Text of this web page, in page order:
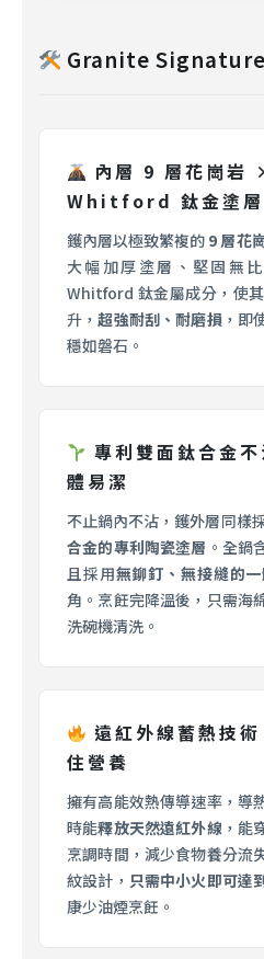
Granite Signature
內層 9 層花崗岩
Whitford 鈦金塗層
鑊內層以極致繁複的 9 層花
大幅加厚塗層、堅固無
Whitford 鈦金屬成分，使
升，超強耐刮、耐磨損，即
穩如磐石。
專利雙面鈦合金
體易潔
不止鍋內不沾，鑊外層同樣
合金的專利陶瓷塗層 。全鍋
且採用無鉚釘、無接縫的
角。烹飪完降溫後，只需海
洗碗機清洗。
遠紅外線蓄熱技
住營養
擁有高能效熱傳導速率，導
時能釋放天然遠紅外線，能
烹調時間，減少食物養分流
紋設計， 只需中小火即可達
康少油煙烹飪。